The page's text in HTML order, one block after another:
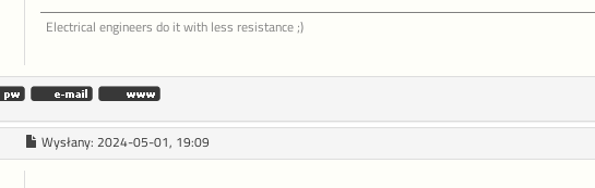
Electrical engineers do it with less resistance ;)
Wysłany: 2024-05-01, 19:09